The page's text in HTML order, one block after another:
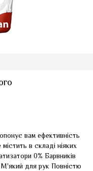
вам ефективність
в складі ніяких
0% Барвників
для рук Повністю